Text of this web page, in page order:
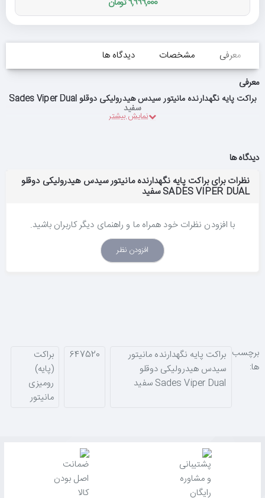
معرفی مشخصات
دیدگاه ها
معرفی
براکت پایه نگهدارنده مانیتور سیدس هیدرولیکی دوقلو Sades Viper Dual
سفید
دیدگاه ها
نظرات برای براکت پایه نگهدارنده مانیتور سیدس هیدرولیکی دوقلو
SADES VIPER DUAL سفید
با افزودن نظرات خود همراه ما و راهنمای دیگر کاربران باشید.
افزودن نظر
برچسب
ها:
براکت پایه نگهدارنده مانیتور
سیدس هیدرولیکی دوقلو
Sades Viper Dual سفید
647520
براکت
(پایه)
رومیزی
مانیتور